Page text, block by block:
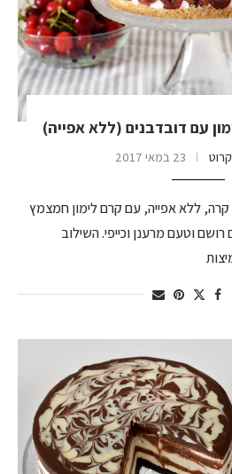
עם דובדבנים (ללא אפייה)
23 במאי 2017
ללא אפייה, עם קרם לימון חמצמץ
וטעם מרענן וכייפי. השילוב